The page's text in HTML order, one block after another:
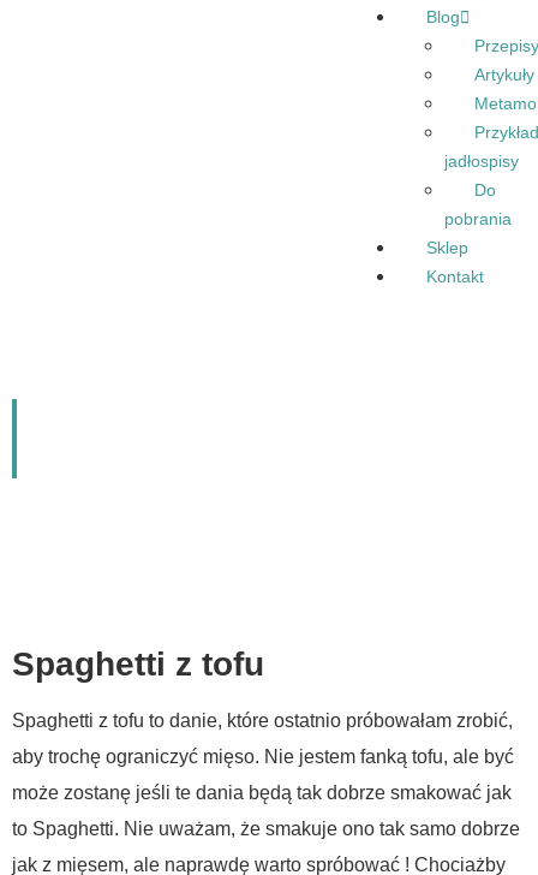
Blog
Artykuły
jadłospisy
Do
pobrania
Sklep
Kontakt
Spaghetti z tofu
Spaghetti z tofu to danie, które ostatnio próbowałam zrobić,
aby trochę ograniczyć mięso. Nie jestem fanką tofu, ale być
może zostanę jeśli te dania będą tak dobrze smakować jak
to Spaghetti. Nie uważam, że smakuje ono tak samo dobrze
jak z mięsem, ale naprawdę warto spróbować ! Chociażby